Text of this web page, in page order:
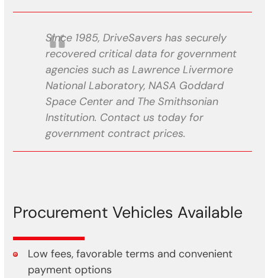
Since 1985, DriveSavers has securely
recovered critical data for government
agencies such as Lawrence Livermore
National Laboratory, NASA Goddard
Space Center and The Smithsonian
Institution. Contact us today for
government contract prices.
Procurement Vehicles Available
Low fees, favorable terms and convenient
payment options